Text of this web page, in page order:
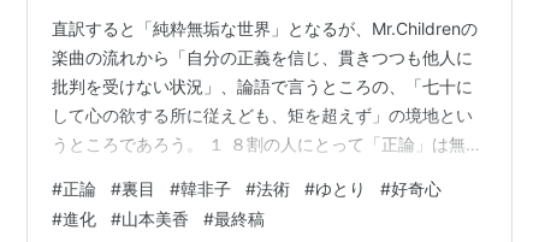
直訳すると「純粋無垢な世界」となるが、Mr.Childrenの
楽曲の流れから「自分の正義を信じ、貫きつつも他人に
批判を受けない状況」、論語で言うところの、「七十に
して心の欲する所に従えども、矩を超えず」の境地とい
うところであろう。 １ ８割の人にとって「正論」は無
かぶだろうか？ ① 目標を明確にする（Vision） ② 継続
する（Consistency） ③ ポジティブ思考を持つ
#正論 #裏目 #韓非子 #法術 #ゆとり #好奇心
#進化 #山本美香 #最終稿